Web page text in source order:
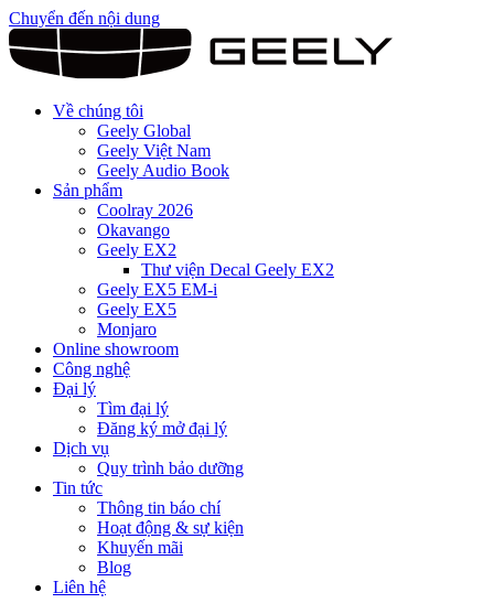
Chuyển đến nội dung
Về chúng tôi
Geely Global
Geely Việt Nam
Geely Audio Book
Sản phẩm
Coolray 2026
Okavango
Geely EX2
Thư viện Decal Geely EX2
Geely EX5 EM-i
Geely EX5
Monjaro
Online showroom
Công nghệ
Đại lý
Tìm đại lý
Đăng ký mở đại lý
Dịch vụ
Quy trình bảo dưỡng
Tin tức
Thông tin báo chí
Hoạt động & sự kiện
Khuyến mãi
Blog
Liên hệ